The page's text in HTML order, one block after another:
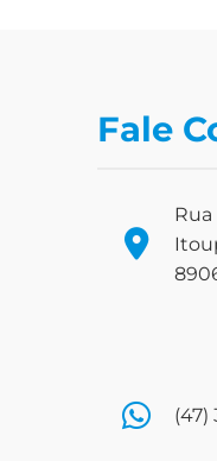
Fale
Rua
(47)